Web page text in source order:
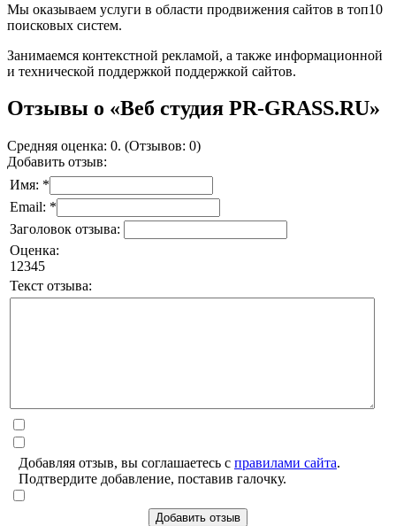
Мы оказываем услуги в области продвижения сайтов в топ10
поисковых систем.
Занимаемся контекстной рекламой, а также информационной
и технической поддержкой поддержкой сайтов.
Отзывы о «Веб студия PR-GRASS.RU»
Средняя оценка: 0. (Отзывов: 0)
Добавить отзыв:
Имя: *
Email: *
Заголовок отзыва:
Оценка:
1 2345
Текст отзыва:
Добавляя отзыв, вы соглашаетесь с правилами сайта.
Подтвердите добавление, поставив галочку.
Добавить отзыв